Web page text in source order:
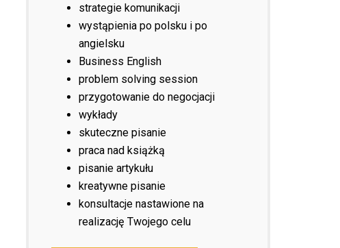
strategie komunikacji
wystąpienia po polsku i po
angielsku
Business English
problem solving session
przygotowanie do negocjacji
wykłady
skuteczne pisanie
praca nad książką
pisanie artykułu
kreatywne pisanie
konsultacje nastawione na
realizację Twojego celu